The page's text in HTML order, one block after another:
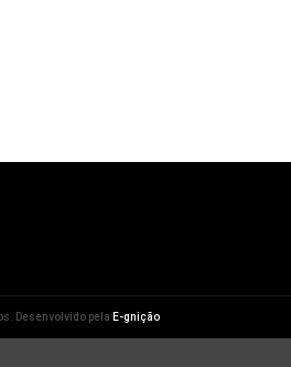
Desenvolvido pela E-gnição